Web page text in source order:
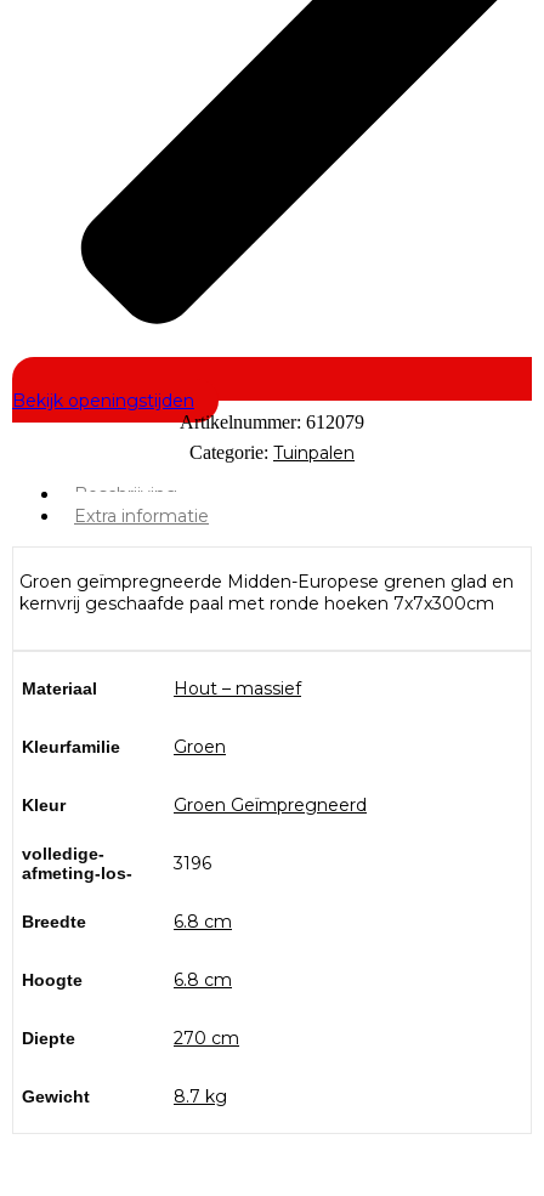
Bekijk openingstijden
Artikelnummer: 612079
Categorie: Tuinpalen
Beschrijving
Extra informatie
Groen geïmpregneerde Midden-Europese grenen glad en
kernvrij geschaafde paal met ronde hoeken 7x7x300cm
Materiaal Hout – massief
Kleurfamilie Groen
Kleur Groen Geïmpregneerd
volledige-
afmeting-los-
3196
Breedte 6.8 cm
Hoogte 6.8 cm
Diepte 270 cm
Gewicht 8.7 kg